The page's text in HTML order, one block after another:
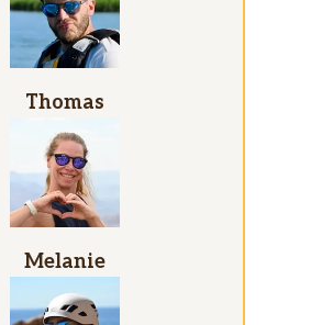
Thomas
Melanie